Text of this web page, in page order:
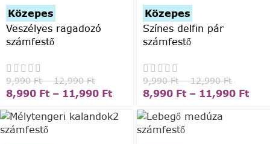
Közepes
Veszélyes ragadozó
számfestő
9,990Ft – 12,990Ft
8,990 Ft – 11,990 Ft
Közepes
Színes delfin pár
számfestő
9,990Ft – 12,990Ft
8,990 Ft – 11,990 Ft